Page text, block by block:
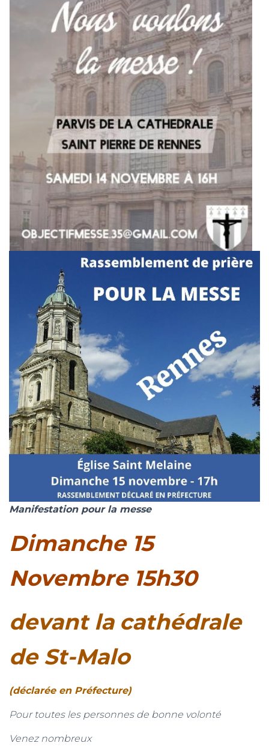
Manifestation pour la messe
Dimanche 15
Novembre 15h30
devant la cathédrale
de St-Malo
(déclarée en Préfecture)
Pour toutes les personnes de bonne volonté
Venez nombreux